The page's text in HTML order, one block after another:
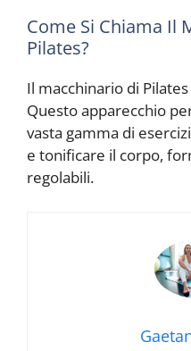
Come Si Chiama Il
Pilates?
Il macchinario di
Questo apparecchio
vasta gamma di
e tonificare il corpo,
regolabili.